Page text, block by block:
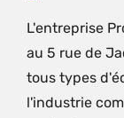
L'entreprise
au 5 rue de
tous types
l'industrie